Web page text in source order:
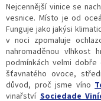
Nejcennější vinice se
vesnice. Místo je od
Funguje jako jakýsi
v noci zpomaluje
nahromaděnou vlhkost
podmínkách velmi
šťavnatého ovoce,
důvod, proč jsme víno
vinařství Sociedade